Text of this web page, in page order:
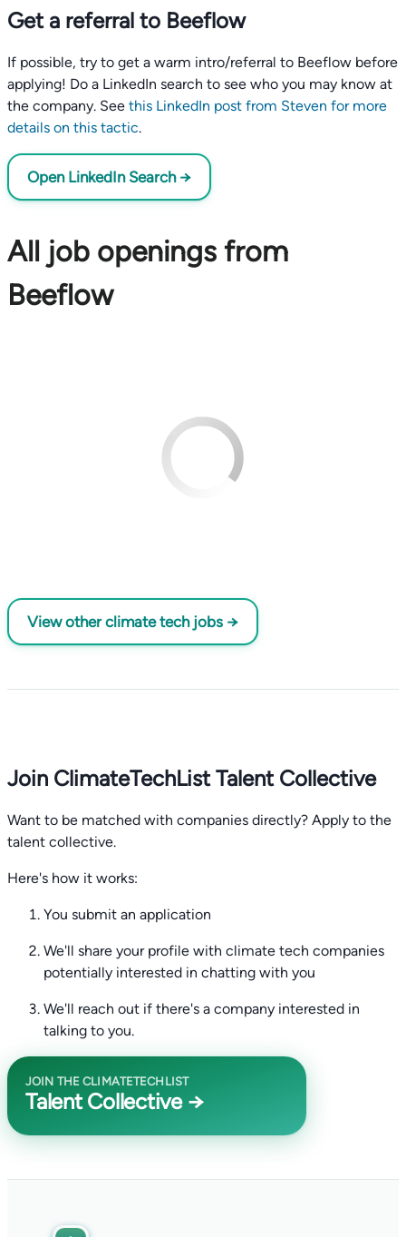
Get a referral to Beeflow
If possible, try to get a warm intro/referral to Beeflow before
applying! Do a LinkedIn search to see who you may know at
the company. See this LinkedIn post from Steven for more
details on this tactic.
Open LinkedIn Search →
All job openings from
Beeflow
View other climate tech jobs →
Join ClimateTechList Talent Collective
Want to be matched with companies directly? Apply to the
talent collective.
Here's how it works:
You submit an application
We'll share your profile with climate tech companies
potentially interested in chatting with you
We'll reach out if there's a company interested in
talking to you.
JOIN THE CLIMATETECHLIST
Talent Collective →